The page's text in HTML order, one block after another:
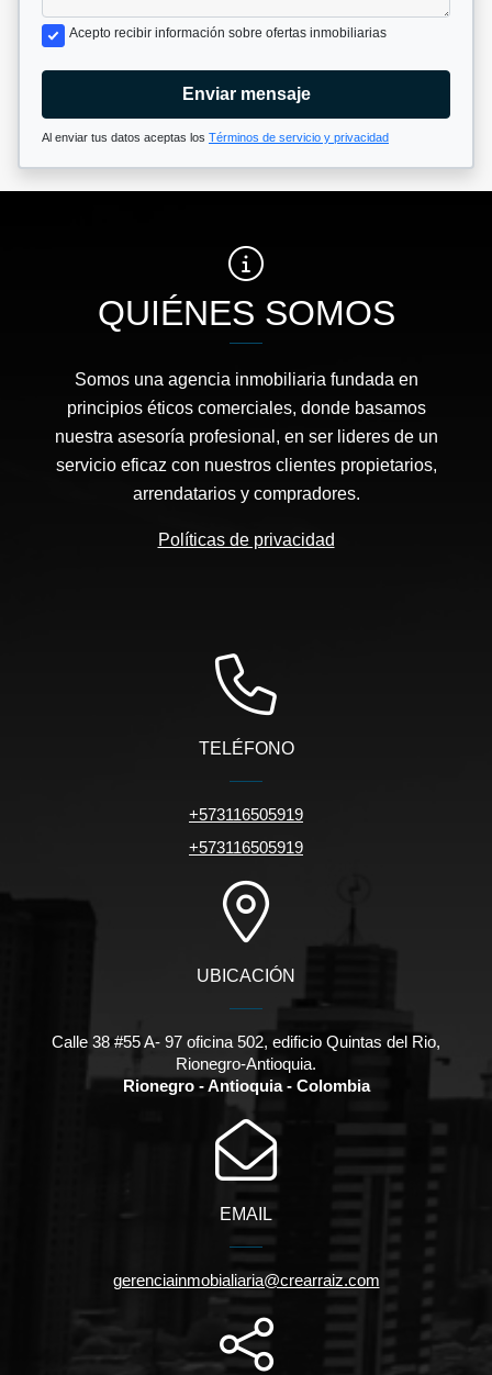
Acepto recibir información sobre ofertas inmobiliarias
Enviar mensaje
Al enviar tus datos aceptas los Términos de servicio y privacidad
QUIÉNES SOMOS
Somos una agencia inmobiliaria fundada en
principios éticos comerciales, donde basamos
nuestra asesoría profesional, en ser lideres de un
servicio eficaz con nuestros clientes propietarios,
arrendatarios y compradores.
Políticas de privacidad
TELÉFONO
+573116505919
+573116505919
UBICACIÓN
Calle 38 #55 A- 97 oficina 502, edificio Quintas del Rio,
Rionegro-Antioquia.
Rionegro - Antioquia - Colombia
EMAIL
gerenciainmobialiaria@crearraiz.com